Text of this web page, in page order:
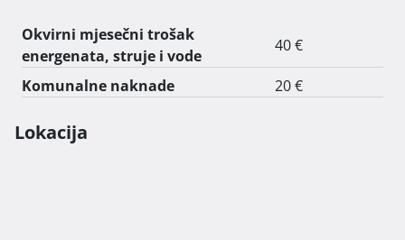
Okvirni mjesečni trošak
energenata, struje i vode
40 €
Komunalne naknade 20 €
Lokacija